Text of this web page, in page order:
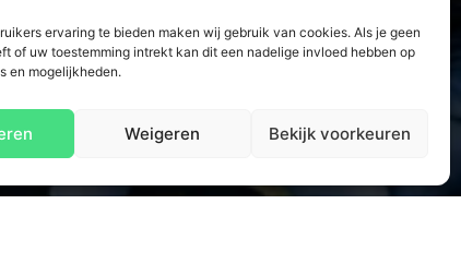
ervaring te bieden maken wij gebruik van cookies. Als je geen
of uw toestemming intrekt kan dit een nadelige invloed hebben op
en mogelijkheden.
Weigeren Bekijk voorkeuren